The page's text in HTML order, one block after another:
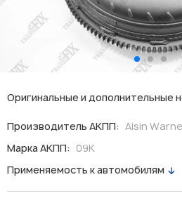
Оригинальные и дополнительные
Производитель АКПП: Aisin
Марка АКПП: 09K
Применяемость к автомобилям